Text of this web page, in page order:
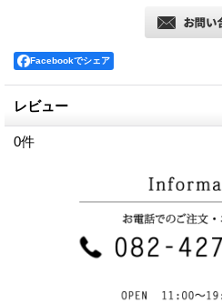
Facebookでシェア
レビュー
0件